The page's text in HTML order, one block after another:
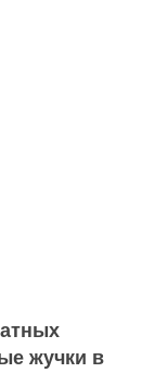
жучки в